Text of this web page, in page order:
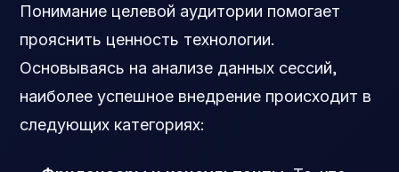
Понимание целевой аудитории помогает
прояснить ценность технологии.
Основываясь на анализе данных сессий,
наиболее успешное внедрение происходит в
следующих категориях: